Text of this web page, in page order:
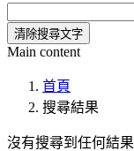
清除搜尋文字
Main content
首頁
搜尋結果
沒有搜尋到任何結果